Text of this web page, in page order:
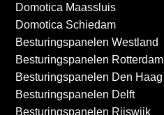
Domotica Maassluis
Domotica Schiedam
Besturingspanelen Westland
Besturingspanelen Rotterdam
Besturingspanelen Den Haag
Besturingspanelen Delft
Besturingspanelen Rijswijk